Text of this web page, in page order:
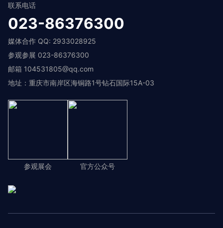
联系电话
023-86376300
媒体合作 QQ: 2933028925
参观参展 023-86376300
邮箱 104531805@qq.com
地址：重庆市南岸区海铜路1号钻石国际15A-03
参观展会 官方公众号